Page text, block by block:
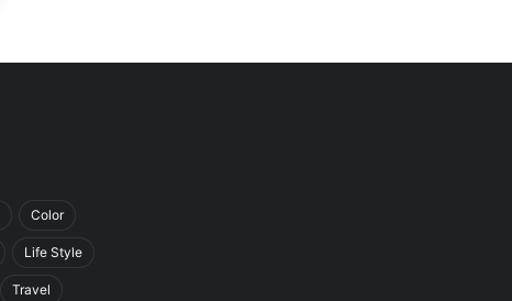
Color
Life Style
Travel